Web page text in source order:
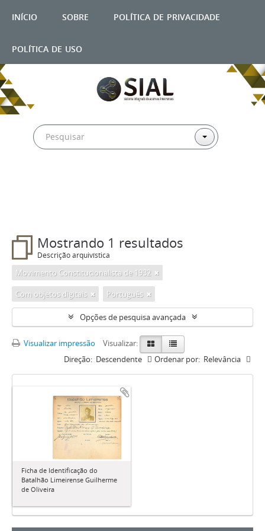
início sobre
política de privacidade
política de uso
Mostrando 1 resultados
Descrição arquivística
Movimento Constitucionalista de 1932
Com objetos digitais
Português
Opções de pesquisa avançada
Visualizar impressão
Visualizar:
Ordenar por: Relevância
Direção: Descendente
Ficha de Identificação do
Batalhão Limeirense Guilherme
de Oliveira